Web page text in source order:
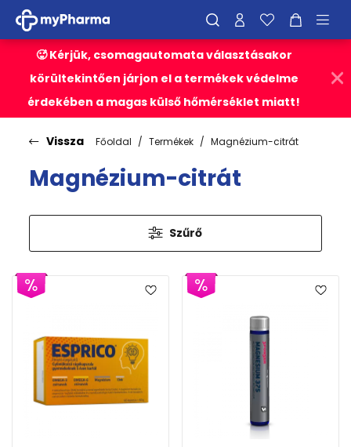
🥵 Kérjük, csomagautomata választásakor
körültekintően járjon el a termékek védelme
érdekében a magas külső hőmérséklet miatt!
Vissza Főoldal Termékek Magnézium-citrát
Magnézium-citrát
Szűrő